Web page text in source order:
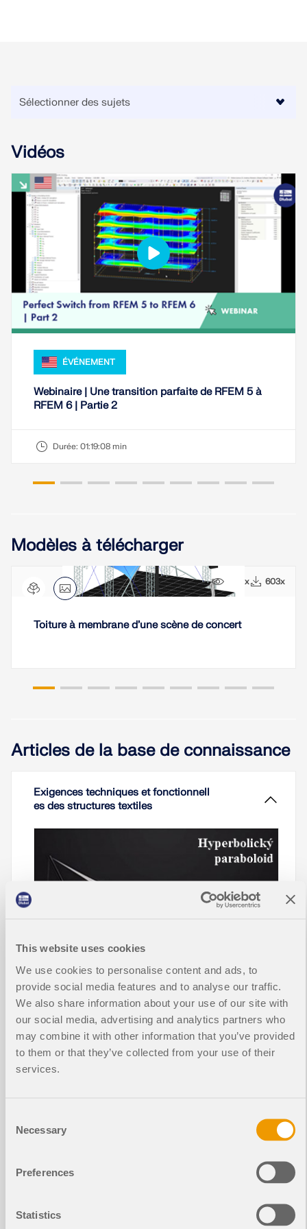
This website uses cookies
We use cookies to personalise content and ads, to
provide social media features and to analyse our traffic.
We also share information about your use of our site with
our social media, advertising and analytics partners who
may combine it with other information that you’ve provided
to them or that they’ve collected from your use of their
services.
Selection
Necessary
Preferences
Statistics
Versions précédentes
Vidéos
ÉVÉNEMENT
Webinaire | Une transition parfaite de RFEM 5 à
RFEM 6 | Partie 2
Durée: 01:19:08 min
Modèles à télécharger
5691x 603x
Toiture à membrane d’une scène de concert
Articles de la base de connaissance
Exigences techniques et fonctionnell
es des structures textiles
Cet article se concentre sur des aspects
spécifiques du calcul de structures à membrane
qui ont des exigences spécifiques telles que la
recherche de forme et la génération de patrons de
coupe. La recherche de formes précontraintes
appropriées et la génération de patrons de coupe
font partie intégrante de la conception de ces
individuelles à l'aide d'exemples.